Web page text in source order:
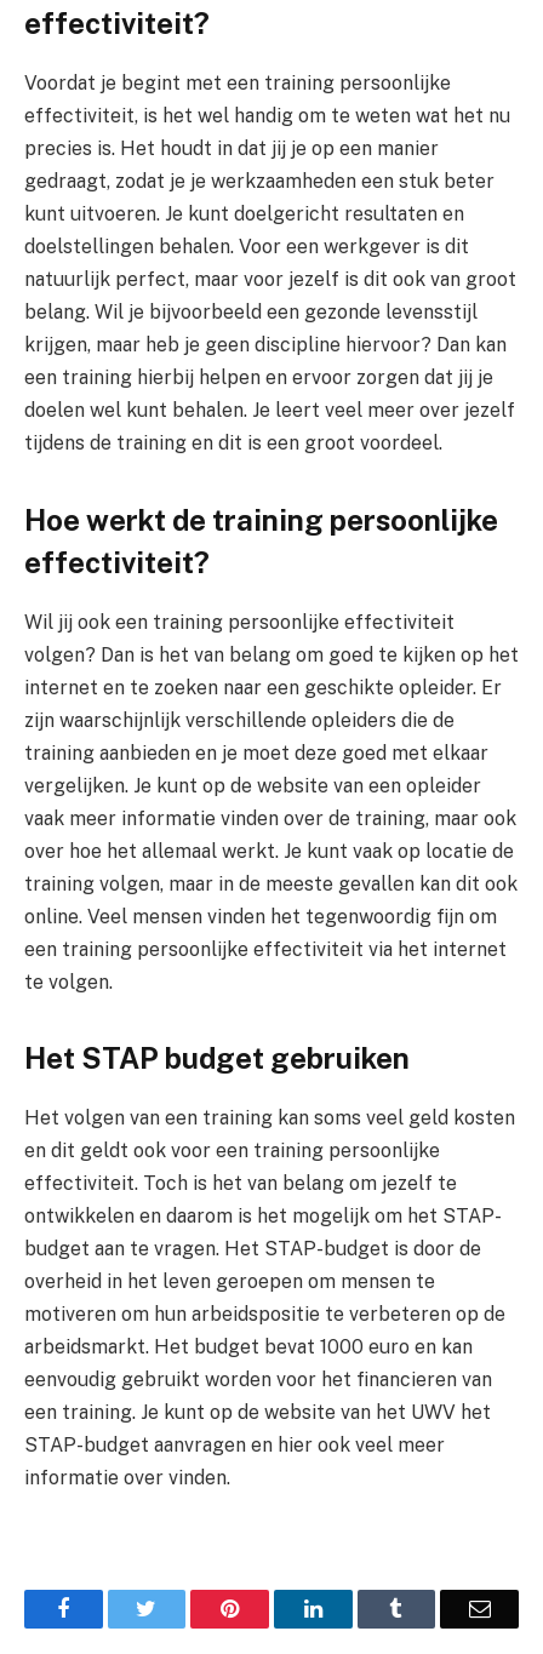
effectiviteit?
Voordat je begint met een training persoonlijke
effectiviteit, is het wel handig om te weten wat het nu
precies is. Het houdt in dat jij je op een manier
gedraagt, zodat je je werkzaamheden een stuk beter
kunt uitvoeren. Je kunt doelgericht resultaten en
doelstellingen behalen. Voor een werkgever is dit
natuurlijk perfect, maar voor jezelf is dit ook van groot
belang. Wil je bijvoorbeeld een gezonde levensstijl
krijgen, maar heb je geen discipline hiervoor? Dan kan
een training hierbij helpen en ervoor zorgen dat jij je
doelen wel kunt behalen. Je leert veel meer over jezelf
tijdens de training en dit is een groot voordeel.
Hoe werkt de training persoonlijke
effectiviteit?
Wil jij ook een training persoonlijke effectiviteit
volgen? Dan is het van belang om goed te kijken op het
internet en te zoeken naar een geschikte opleider. Er
zijn waarschijnlijk verschillende opleiders die de
training aanbieden en je moet deze goed met elkaar
vergelijken. Je kunt op de website van een opleider
vaak meer informatie vinden over de training, maar ook
over hoe het allemaal werkt. Je kunt vaak op locatie de
training volgen, maar in de meeste gevallen kan dit ook
online. Veel mensen vinden het tegenwoordig fijn om
een training persoonlijke effectiviteit via het internet
te volgen.
Het STAP budget gebruiken
Het volgen van een training kan soms veel geld kosten
en dit geldt ook voor een training persoonlijke
effectiviteit. Toch is het van belang om jezelf te
ontwikkelen en daarom is het mogelijk om het STAP-
budget aan te vragen. Het STAP-budget is door de
overheid in het leven geroepen om mensen te
motiveren om hun arbeidspositie te verbeteren op de
arbeidsmarkt. Het budget bevat 1000 euro en kan
eenvoudig gebruikt worden voor het financieren van
een training. Je kunt op de website van het UWV het
STAP-budget aanvragen en hier ook veel meer
informatie over vinden.
Facebook Pinterest LinkedIn Email